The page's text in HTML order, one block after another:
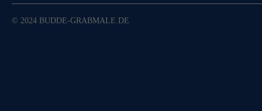
© 2024 BUDDE-GRABMALE.DE